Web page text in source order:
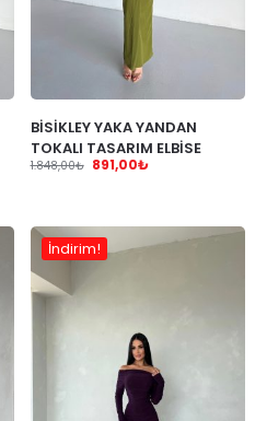
BİSİKLEY YAKA YANDAN
TOKALI TASARIM ELBİSE
1.848,00₺ 891,00₺
İndirim!